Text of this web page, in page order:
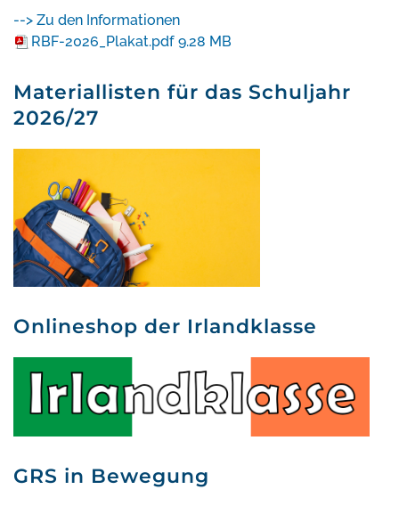
--> Zu den Informationen
RBF-2026_Plakat.pdf 9.28 MB
Materiallisten für das Schuljahr
2026/27
Onlineshop der Irlandklasse
GRS in Bewegung